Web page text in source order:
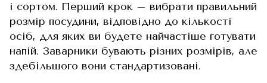
і сортом. Перший крок – вибрати правильний
розмір посудини, відповідно до кількості
осіб, для яких ви будете найчастіше готувати
напій. Заварники бувають різних розмірів, але
здебільшого вони стандартизовані.